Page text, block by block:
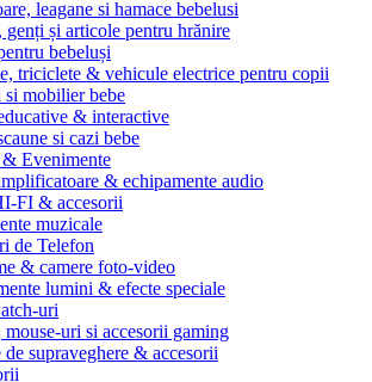
leagane si hamace bebelusi
genți și articole pentru hrănire
bebeluși
triciclete & vehicule electrice pentru copii
si mobilier bebe
& interactive
si cazi bebe
Evenimente
& echipamente audio
FI & accesorii
muzicale
de Telefon
& camere foto-video
lumini & efecte speciale
uri
uri si accesorii gaming
de supraveghere & accesorii